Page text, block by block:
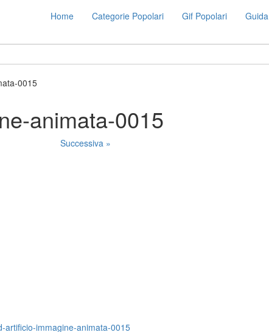
Home Categorie Popolari Gif Popolari Guida
0015
animata-0015
Successiva »